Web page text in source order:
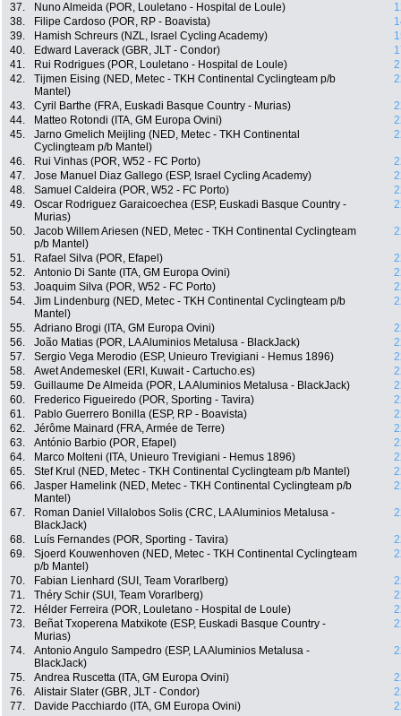
37.
Nuno Almeida (POR, Louletano - Hospital de Loule)
38.
Filipe Cardoso (POR, RP - Boavista)
39.
Hamish Schreurs (NZL, Israel Cycling Academy)
40.
Edward Laverack (GBR, JLT - Condor)
41.
Rui Rodrigues (POR, Louletano - Hospital de Loule)
42.
Tijmen Eising (NED, Metec - TKH Continental Cyclingteam p/b
Mantel)
43. Cyril Barthe (FRA, Euskadi Basque Country - Murias)
44.
Matteo Rotondi (ITA, GM Europa Ovini)
45.
Jarno Gmelich Meijling (NED, Metec - TKH Continental
Cyclingteam p/b Mantel)
46. Rui Vinhas (POR, W52 - FC Porto)
47.
Jose Manuel Diaz Gallego (ESP, Israel Cycling Academy)
48.
Samuel Caldeira (POR, W52 - FC Porto)
49.
Oscar Rodriguez Garaicoechea (ESP, Euskadi Basque Country -
Murias)
50.
Jacob Willem Ariesen (NED, Metec - TKH Continental Cyclingteam
p/b Mantel)
51. Rafael Silva (POR, Efapel)
52.
Antonio Di Sante (ITA, GM Europa Ovini)
53.
Joaquim Silva (POR, W52 - FC Porto)
54.
Jim Lindenburg (NED, Metec - TKH Continental Cyclingteam p/b
Mantel)
55. Adriano Brogi (ITA, GM Europa Ovini)
56.
João Matias (POR, LA Aluminios Metalusa - BlackJack)
57.
Sergio Vega Merodio (ESP, Unieuro Trevigiani - Hemus 1896)
58.
Awet Andemeskel (ERI, Kuwait - Cartucho.es)
59.
Guillaume De Almeida (POR, LA Aluminios Metalusa - BlackJack)
60.
Frederico Figueiredo (POR, Sporting - Tavira)
61.
Pablo Guerrero Bonilla (ESP, RP - Boavista)
62.
Jérôme Mainard (FRA, Armée de Terre)
63.
António Barbio (POR, Efapel)
64.
Marco Molteni (ITA, Unieuro Trevigiani - Hemus 1896)
65.
Stef Krul (NED, Metec - TKH Continental Cyclingteam p/b Mantel)
66.
Jasper Hamelink (NED, Metec - TKH Continental Cyclingteam p/b
Mantel)
67.
Roman Daniel Villalobos Solis (CRC, LA Aluminios Metalusa -
BlackJack)
68. Luís Fernandes (POR, Sporting - Tavira)
69.
Sjoerd Kouwenhoven (NED, Metec - TKH Continental Cyclingteam
p/b Mantel)
70. Fabian Lienhard (SUI, Team Vorarlberg)
71.
Théry Schir (SUI, Team Vorarlberg)
72.
Hélder Ferreira (POR, Louletano - Hospital de Loule)
73.
Beñat Txoperena Matxikote (ESP, Euskadi Basque Country -
Murias)
74.
Antonio Angulo Sampedro (ESP, LA Aluminios Metalusa -
BlackJack)
75. Andrea Ruscetta (ITA, GM Europa Ovini)
76.
Alistair Slater (GBR, JLT - Condor)
77.
Davide Pacchiardo (ITA, GM Europa Ovini)